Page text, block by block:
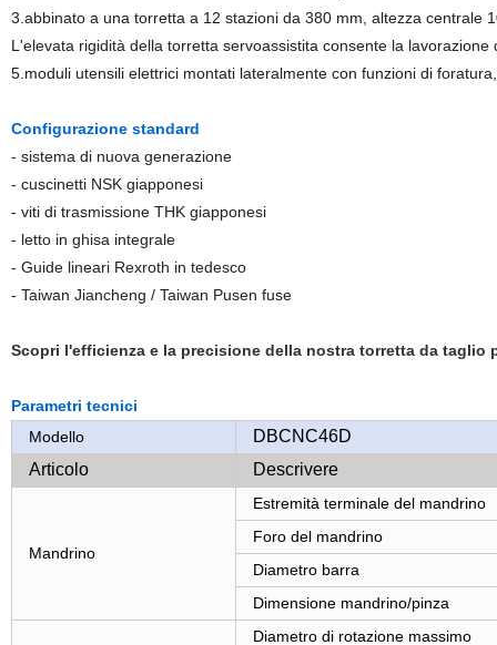
3.abbinato a una torretta a 12 stazioni da 380 mm, altezza centrale
L'elevata rigidità della torretta servoassistita consente la
5.moduli utensili elettrici montati lateralmente con funzioni di
Configurazione standard
- sistema di nuova generazione
- cuscinetti NSK giapponesi
- viti di trasmissione THK giapponesi
- letto in ghisa integrale
- Guide lineari Rexroth in tedesco
- Taiwan Jiancheng / Taiwan Pusen fuse
Scopri l'efficienza e la precisione della nostra torretta da taglio
Parametri tecnici
Modello
DBCNC46D
Articolo
Descrivere
Mandrino
Estremità terminale del mandrino
Foro del mandrino
Diametro barra
Dimensione mandrino/pinza
Diametro di rotazione massimo